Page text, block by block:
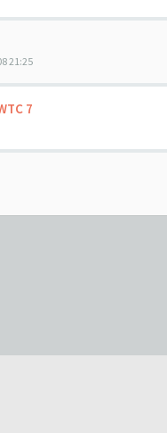
21:25
7